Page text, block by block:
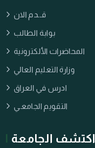
قــدم الان
بوابة الطالب
المحاضرات الألكترونية
وزارة التعليم العالي
ادرس في العراق
التقويم الجامعـي
اكتشف الجامعة